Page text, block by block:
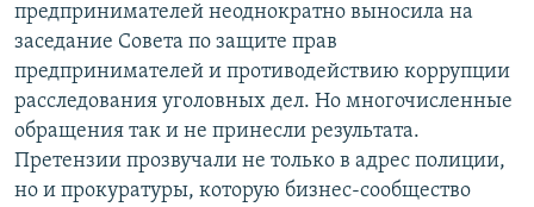
предпринимателей неоднократно выносила на
заседание Совета по защите прав
предпринимателей и противодействию коррупции
расследования уголовных дел. Но многочисленные
обращения так и не принесли результата.
Претензии прозвучали не только в адрес полиции,
но и прокуратуры, которую бизнес-сообщество